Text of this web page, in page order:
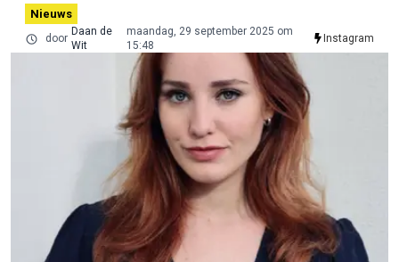
Nieuws
door
Daan de
Wit
maandag, 29 september 2025 om
15:48
Instagram